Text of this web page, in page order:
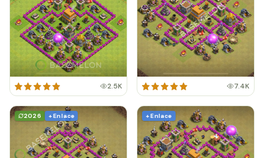
2.5K 7.4K
2026 + Enlace + Enlace